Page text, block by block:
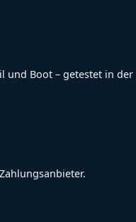
und Boot – getestet in der